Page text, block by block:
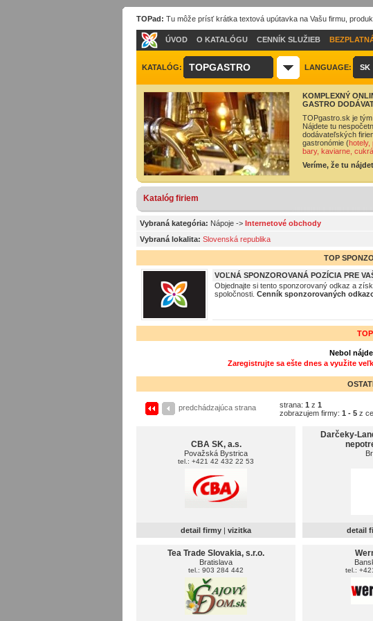
TOPad: Tu môže prísť krátka textová upútavka na Vašu firmu,
ÚVOD O KATALÓGU CENNÍK SLUŽIEB
KATALÓG: TOPGASTRO LANGUAGE: SK
KOMPLEXNÝ
GASTRO
TOPgastro.sk je
Nájdete tu
dodávateľských
gastronómie (hotely,
bary, kaviarne,
Veríme, že tu
Katalóg firiem
Vybraná kategória: Nápoje -> Internetové obchody
Vybraná lokalita: Slovenská republika
TOP
VOĽNÁ SPONZOROVANÁ POZÍCIA PRE
Objednajte si tento sponzorovaný odkaz a
spoločnosti. Cenník sponzorovaných
Nebol
Zaregistrujte sa ešte dnes a využite
predchádzajúca strana strana: 1 z 1
zobrazujem firmy: 1 - 5 z
CBA SK, a.s.
Považská Bystrica
tel.: +421 42 432 22 53
detail firmy | vizitka
Darčeky-
detail
Tea Trade Slovakia, s.r.o.
Bratislava
tel.: 903 284 442 tel.: